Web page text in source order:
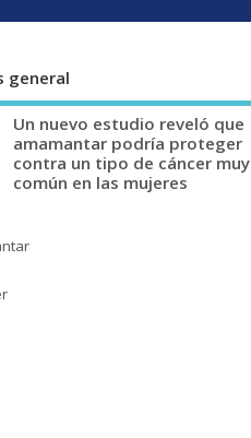
general
Un nuevo estudio reveló que
amamantar podría proteger
contra un tipo de cáncer muy
común en las mujeres